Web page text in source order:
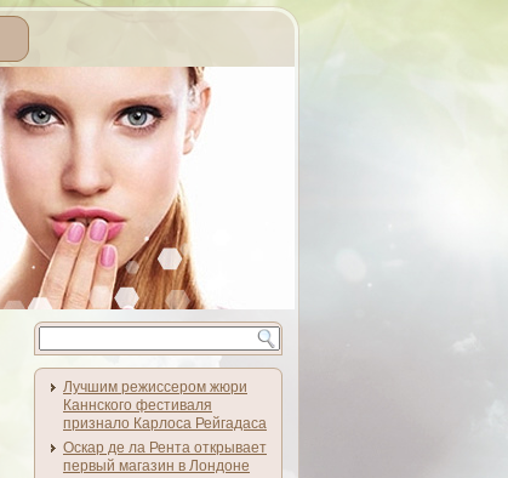
Лучшим режиссером жюри
Каннского фестиваля
признало Карлоса Рейгадаса
Оскар де ла Рента открывает
первый магазин в Лондоне